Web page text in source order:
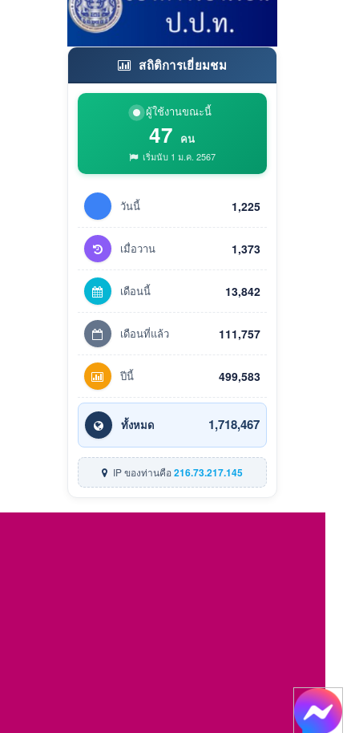
สถิติการเยี่ยมชม
ผู้ใช้งานขณะนี้
47 คน
เริ่มนับ 1 ม.ค. 2567
วันนี้ 1,225
เมื่อวาน 1,373
เดือนนี้ 13,842
เดือนที่แล้ว 111,757
ปีนี้ 499,583
ทั้งหมด 1,718,467
IP ของท่านคือ216.73.217.145